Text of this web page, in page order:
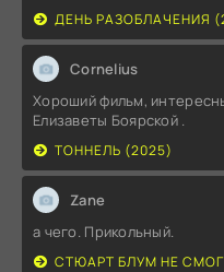
ДЕНЬ РАЗОБЛАЧЕНИЯ
Cornelius
Хороший фильм,
Елизаветы Боярской .
ТОННЕЛЬ (2025)
Zane
а чего. Прикольный.
СТЮАРТ БЛУМ НЕ